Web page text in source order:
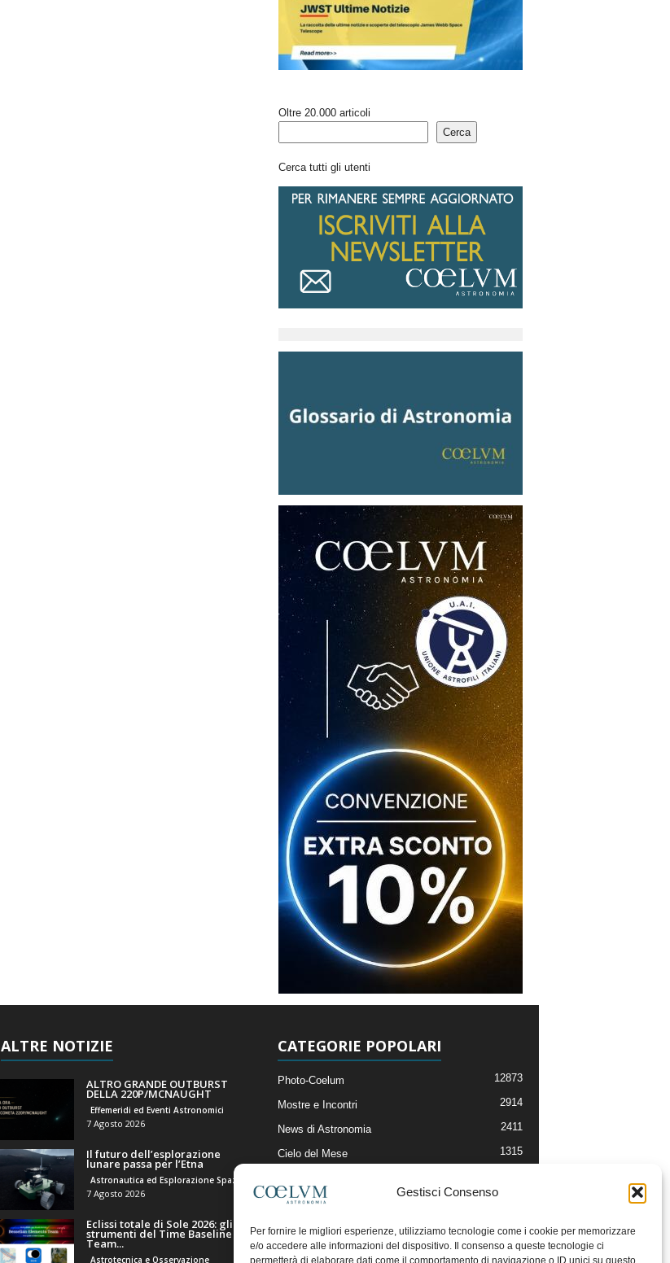
Gestisci Consenso
Per fornire le migliori esperienze, utilizziamo tecnologie come i cookie per memorizzare
e/o accedere alle informazioni del dispositivo. Il consenso a queste tecnologie ci
permetterà di elaborare dati come il comportamento di navigazione o ID unici su questo
Oltre 20.000 articoli
Cerca
Cerca tutti gli utenti
ALTRE NOTIZIE
ALTRO GRANDE OUTBURST
DELLA 220P/MCNAUGHT
Effemeridi ed Eventi Astronomici
7 Agosto 2026
Il futuro dell’esplorazione
lunare passa per l’Etna
7 Agosto 2026
Eclissi totale di Sole 2026: gli
strumenti del Time Baseline
Team...
Astrotecnica e Osservazione
CATEGORIE POPOLARI
Photo-Coelum 12873
Mostre e Incontri 2914
News di Astronomia 2411
Cielo del Mese 1315
Articoli e Risorse On-Line
Il Blog della Redazione